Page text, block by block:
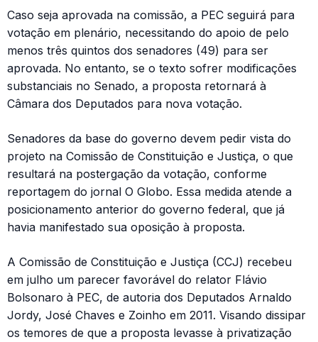
Caso seja aprovada na comissão, a PEC seguirá para
votação em plenário, necessitando do apoio de pelo
menos três quintos dos senadores (49) para ser
aprovada. No entanto, se o texto sofrer modificações
substanciais no Senado, a proposta retornará à
Câmara dos Deputados para nova votação.
Senadores da base do governo devem pedir vista do
projeto na Comissão de Constituição e Justiça, o que
resultará na postergação da votação, conforme
reportagem do jornal O Globo. Essa medida atende a
posicionamento anterior do governo federal, que já
havia manifestado sua oposição à proposta.
A Comissão de Constituição e Justiça (CCJ) recebeu
em julho um parecer favorável do relator Flávio
Bolsonaro à PEC, de autoria dos Deputados Arnaldo
Jordy, José Chaves e Zoinho em 2011. Visando dissipar
os temores de que a proposta levasse à privatização